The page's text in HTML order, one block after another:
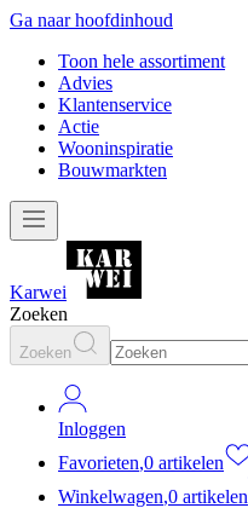
Ga naar hoofdinhoud
Toon hele assortiment
Advies
Klantenservice
Actie
Wooninspiratie
Bouwmarkten
Karwei
Zoeken
Zoeken
Inloggen
Favorieten,0 artikelen
Winkelwagen,0 artikelen